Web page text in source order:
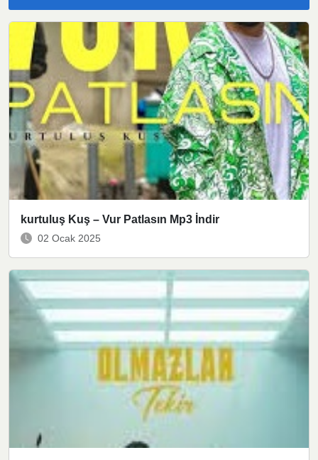
kurtuluş Kuş – Vur Patlasın Mp3 İndir
02 Ocak 2025